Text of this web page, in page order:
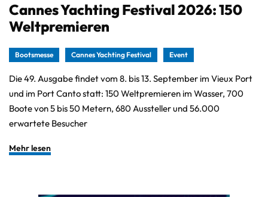
Cannes Yachting Festival 2026: 150
Weltpremieren
Bootsmesse Cannes Yachting Festival Event
Die 49. Ausgabe findet vom 8. bis 13. September im Vieux Port
und im Port Canto statt: 150 Weltpremieren im Wasser, 700
Boote von 5 bis 50 Metern, 680 Aussteller und 56.000
erwartete Besucher
Mehr lesen